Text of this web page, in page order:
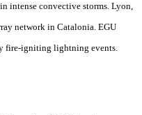
intense convective storms. Lyon,
network in Catalonia. EGU
fire-igniting lightning events.